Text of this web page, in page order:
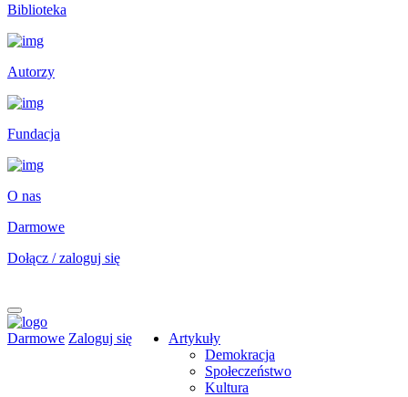
Biblioteka
Autorzy
Fundacja
O nas
Darmowe
Dołącz / zaloguj się
Darmowe Zaloguj się
Artykuły
Demokracja
Społeczeństwo
Kultura